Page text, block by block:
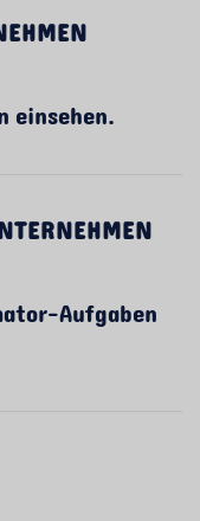
einsehen.
Aufgaben